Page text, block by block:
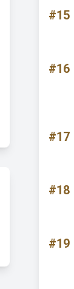
#15
#16
#17
#18
#19